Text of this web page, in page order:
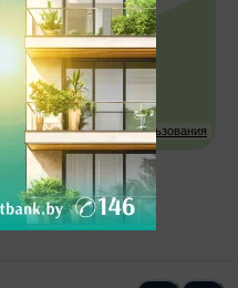
Условия использования